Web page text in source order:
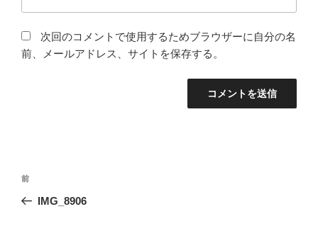
次回のコメントで使用するためブラウザーに自分の名
前、メールアドレス、サイトを保存する。
投
ナ
前
の
前
IMG_8906